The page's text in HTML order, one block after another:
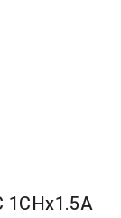
1CHx1.5A